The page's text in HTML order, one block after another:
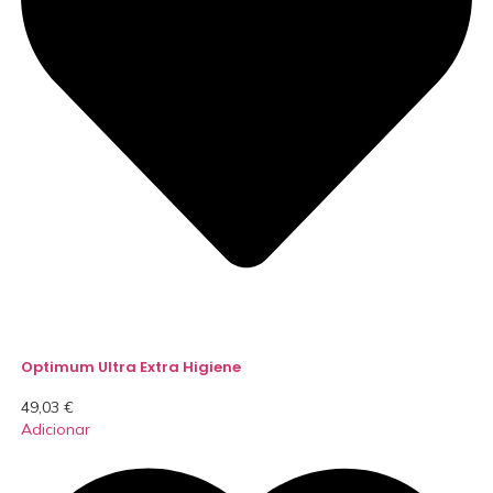
Optimum Ultra Extra Higiene
49,03 €
Adicionar